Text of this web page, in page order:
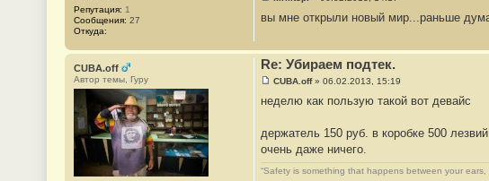
Репутация: 1
Сообщения: 27
Откуда:
о
щ
н
и
#
вы мне открыли новый мир...раньше
CUBA.off
Автор темы, Гуру
Re: Убираем подтек.
о
о
щ
е
н
и
е
CUBA.off» 06.02.2013, 15:19
неделю как пользую такой вот девайс
держатель 150 руб. в коробке 500 лезвий
очень даже ничего.
“Safety is something that happens between your